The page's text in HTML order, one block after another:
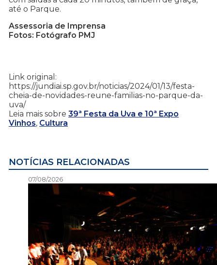
até o Parque.
Assessoria de Imprensa
Fotos: Fotógrafo PMJ
Link original:
https://jundiai.sp.gov.br/noticias/2024/01/13/festa-
cheia-de-novidades-reune-familias-no-parque-da-
uva/
Leia mais sobre 39ª Festa da Uva e 10ª Expo
Vinhos, Cultura
NOTÍCIAS RELACIONADAS
07/08/2026